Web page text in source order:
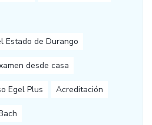
Estado de Durango
desde casa
Egel Plus Acreditación